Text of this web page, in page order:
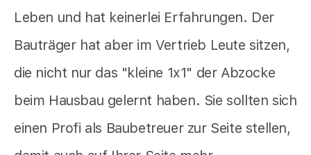
Leben und hat keinerlei Erfahrungen. Der
Bauträger hat aber im Vertrieb Leute sitzen,
die nicht nur das "kleine 1x1" der Abzocke
beim Hausbau gelernt haben. Sie sollten sich
einen Profi als Baubetreuer zur Seite stellen,